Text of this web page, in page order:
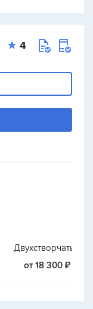
4
Двухстворчатые
от 18 300 ₽